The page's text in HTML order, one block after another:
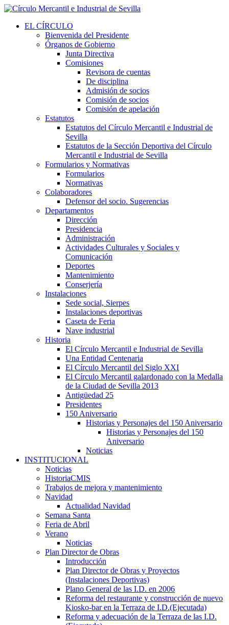
EL CÍRCULO
Bienvenida del Presidente
Órganos de Gobierno
Junta Directiva
Comisiones
Revisora de cuentas
De disciplina
Admisión de socios
Comisión de socios
Comisión de apelación
Estatutos
Estatutos del Círculo Mercantil e Industrial de
Sevilla
Estatutos de la Sección Deportiva del Círculo
Mercantil e Industrial de Sevilla
Formularios y Normativas
Formularios
Normativas
Colaboradores
Defensor del socio. Sugerencias
Departamentos
Dirección
Presidencia
Administración
Actividades Culturales y Sociales y
Comunicación
Deportes
Mantenimiento
Conserjería
Instalaciones
Sede social, Sierpes
Instalaciones deportivas
Caseta de Feria
Nave industrial
Historia
El Círculo Mercantil e Industrial de Sevilla
Una Entidad Centenaria
El Círculo Mercantil del Siglo XXI
El Círculo Mercantil galardonado con la Medalla
de la Ciudad de Sevilla 2013
Antigüedad 25
Presidentes
150 Aniversario
Historias y Personajes del 150 Aniversario
Historias y Personajes del 150
Aniversario
Noticias
INSTITUCIONAL
Noticias
HistoriaCMIS
Trabajos de mejora y mantenimiento
Navidad
Actualidad Navidad
Semana Santa
Feria de Abril
Verano
Noticias
Plan Director de Obras
Introducción
Plan Director de Obras y Proyectos
(Instalaciones Deportivas)
Plano General de las I.D. en 2006
Reforma del restaurante y construcción de nuevo
Kiosko-bar en la Terraza de I.D.(Ejecutada)
Reforma y adecuación de la Terraza de las I.D.